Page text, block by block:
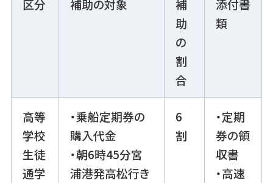
区分 補助の対象
補
助
の
割
合
添付書
類
高等
学校
生徒
通学
・乗船定期券の
購入代金
・朝6時45分宮
浦港発高松行き
6
割
・定期
券の領
収書
・高速